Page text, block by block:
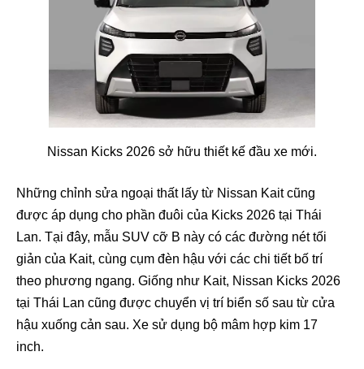
Nissan Kicks 2026 sở hữu thiết kế đầu xe mới.
Những chỉnh sửa ngoại thất lấy từ Nissan Kait cũng
được áp dụng cho phần đuôi của Kicks 2026 tại Thái
Lan. Tại đây, mẫu SUV cỡ B này có các đường nét tối
giản của Kait, cùng cụm đèn hậu với các chi tiết bố trí
theo phương ngang. Giống như Kait, Nissan Kicks 2026
tại Thái Lan cũng được chuyển vị trí biển số sau từ cửa
hậu xuống cản sau. Xe sử dụng bộ mâm hợp kim 17
inch.